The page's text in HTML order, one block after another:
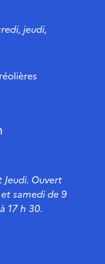
jeudi,
Jeudi. Ouvert
samedi de 9
17 h 30.